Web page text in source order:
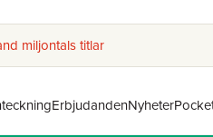
miljontals titlar
ErbjudandenNyheter